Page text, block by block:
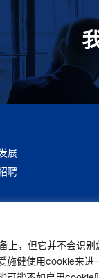
上，但它并不会识别
施健使用cookie来进
我们的价值观
此为指
展
聘